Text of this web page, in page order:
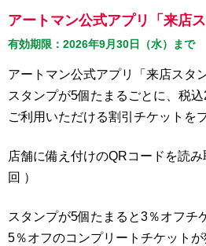
アートマン公式アプリ「来店ス
有効期限：2026年9月30日（水）まで
アートマン公式アプリ「来店スタ
スタンプが5個たまるごとに、税
ご利用いただける割引チケットを
店舗に備え付けのQRコードを読
回 ）
スタンプが5個たまると3％オフチ
5％オフのコンプリートチケット